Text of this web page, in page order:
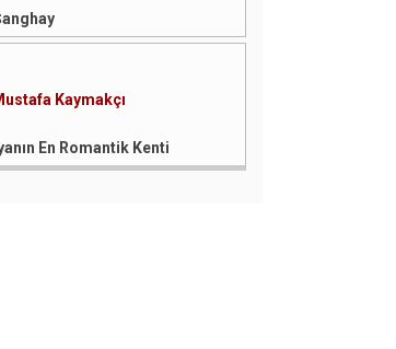
Kaymakçı
En Romantik Kenti